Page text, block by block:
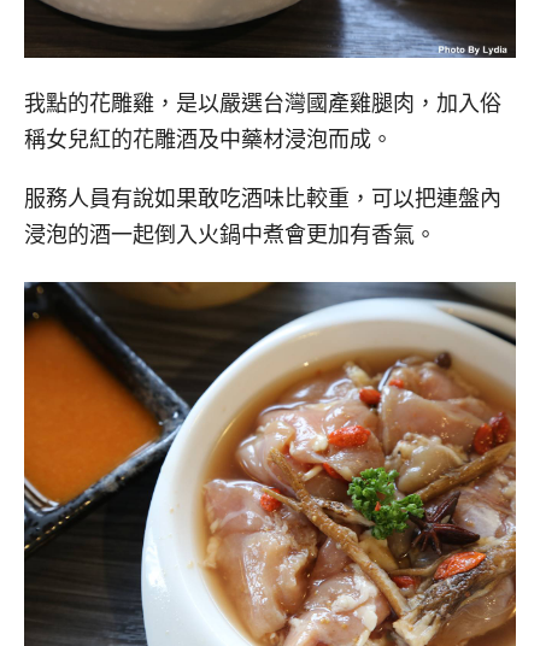
我點的花雕雞，是以嚴選台灣國產雞腿肉，加入俗
稱女兒紅的花雕酒及中藥材浸泡而成。
服務人員有說如果敢吃酒味比較重，可以把連盤內
浸泡的酒一起倒入火鍋中煮會更加有香氣。